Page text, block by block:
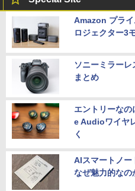
Amazon プラ
ロジェクター3
ソニーミラー
まとめ
エントリーな
e Audioワイヤ
く
AIスマートノ
なぜ魅力的なの